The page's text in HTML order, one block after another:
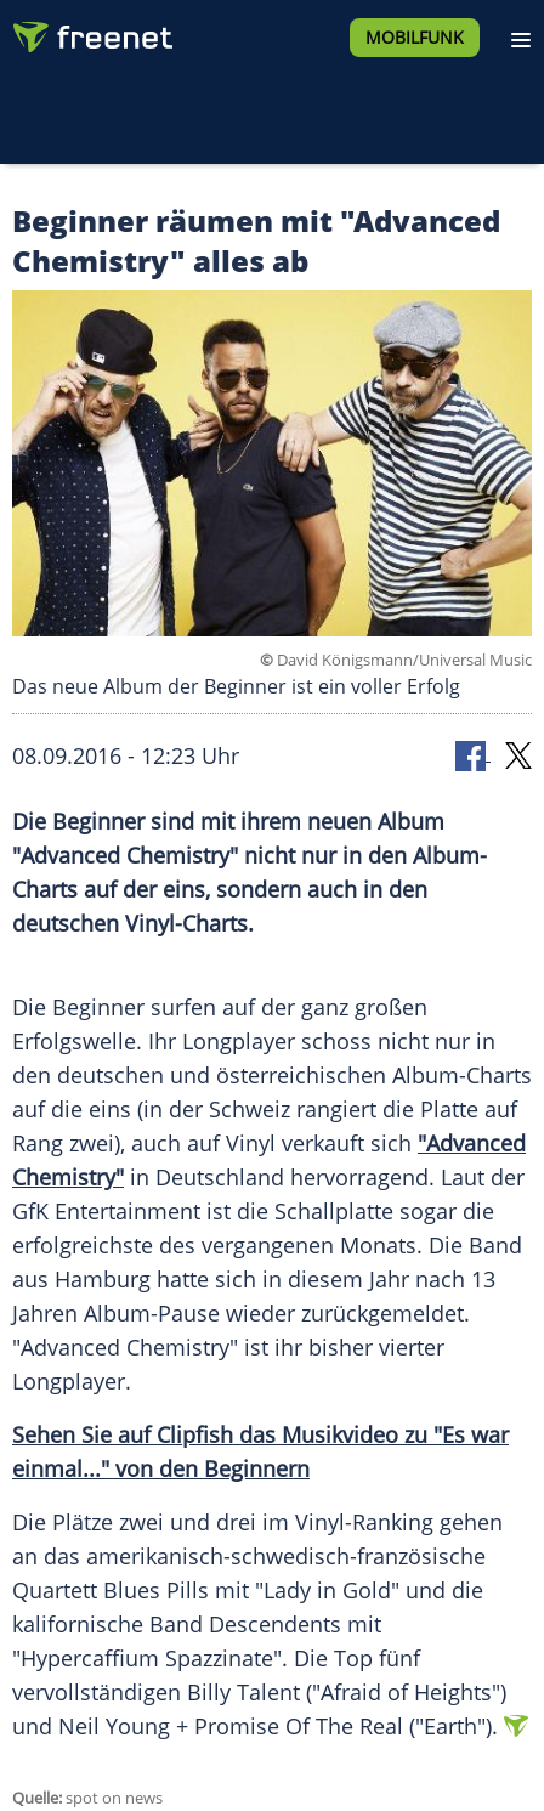
MOBILFUNK
Beginner räumen mit "Advanced
Chemistry" alles ab
© David Königsmann/Universal Music
Das neue Album der Beginner ist ein voller Erfolg
08.09.2016 - 12:23 Uhr
Die Beginner sind mit ihrem neuen Album
"Advanced Chemistry" nicht nur in den Album-
Charts auf der eins, sondern auch in den
deutschen Vinyl-Charts.
Die Beginner surfen auf der ganz großen
Erfolgswelle. Ihr Longplayer schoss nicht nur in
den deutschen und österreichischen Album-Charts
auf die eins (in der Schweiz rangiert die Platte auf
Rang zwei), auch auf Vinyl verkauft sich "Advanced
Chemistry" in Deutschland hervorragend. Laut der
GfK Entertainment ist die Schallplatte sogar die
erfolgreichste des vergangenen Monats. Die Band
aus Hamburg hatte sich in diesem Jahr nach 13
Jahren Album-Pause wieder zurückgemeldet.
"Advanced Chemistry" ist ihr bisher vierter
Longplayer.
Sehen Sie auf Clipfish das Musikvideo zu "Es war
einmal..." von den Beginnern
Die Plätze zwei und drei im Vinyl-Ranking gehen
an das amerikanisch-schwedisch-französische
Quartett Blues Pills mit "Lady in Gold" und die
kalifornische Band Descendents mit
"Hypercaffium Spazzinate". Die Top fünf
vervollständigen Billy Talent ("Afraid of Heights")
und Neil Young + Promise Of The Real ("Earth").
Quelle:spot on news